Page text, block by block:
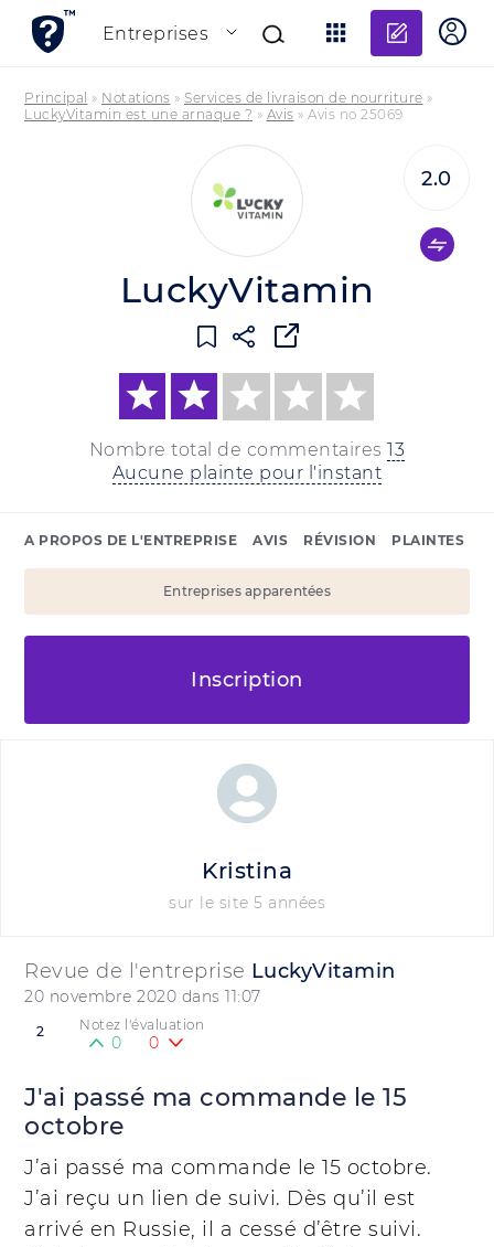
Entreprises
Principal » Notations » Services de livraison de nourriture »
LuckyVitamin est une arnaque ? » Avis » Avis no 25069
LuckyVitamin
Nombre total de commentaires 13
Aucune plainte pour l'instant
2.0
A PROPOS DE L'ENTREPRISE AVIS RÉVISION PLAINTES
Entreprises apparentées
Inscription
Revue de l'entreprise LuckyVitamin
20 novembre 2020 dans 11:07
2 Notez l'évaluation
0 0
J'ai passé ma commande le 15
octobre
J’ai passé ma commande le 15 octobre.
J’ai reçu un lien de suivi. Dès qu’il est
arrivé en Russie, il a cessé d’être suivi.
Kristina
sur le site 5 années